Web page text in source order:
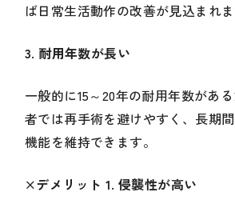
ば日常生活動作の改善が見込まれま
3. 耐用年数が長い
一般的に15～20年の耐用年数があ
者では再手術を避けやすく、長期
機能を維持できます。
×デメリット 1. 侵襲性が高い